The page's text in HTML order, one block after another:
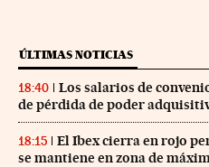
ÚLTIMAS NOTICIAS
18:40
Los salarios de
de pérdida de poder
18:15
El Ibex cierra en rojo
se mantiene en zona de